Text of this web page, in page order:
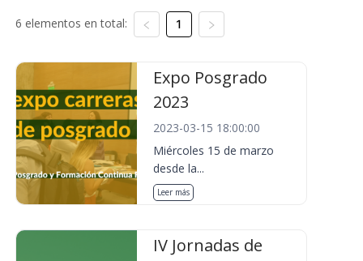
6 elementos en total: 1
Expo Posgrado
2023
2023-03-15 18:00:00
Miércoles 15 de marzo
desde la...
Leer más
IV Jornadas de